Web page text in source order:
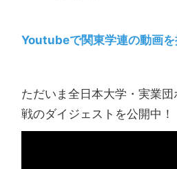
Youtubeで関東学連の動画を
ただいま全日本大学・実業
戦のダイジェストを公開中！